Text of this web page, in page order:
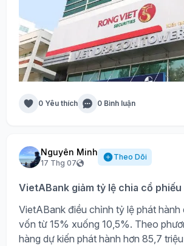
0 Yêu thích 0 Bình luận
Nguyên Minh
17 Thg 07
Theo Dõi
VietABank giảm tỷ lệ chia cổ phiếu
VietABank điều chỉnh tỷ lệ phát hành
vốn từ 15% xuống 10,5%. Theo
hàng dự kiến phát hành hơn 85,7